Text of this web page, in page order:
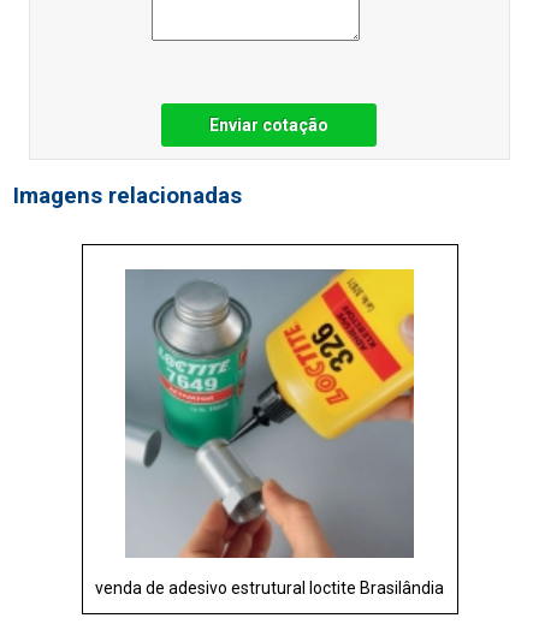
Enviar cotação
Imagens relacionadas
venda de adesivo estrutural loctite Brasilândia